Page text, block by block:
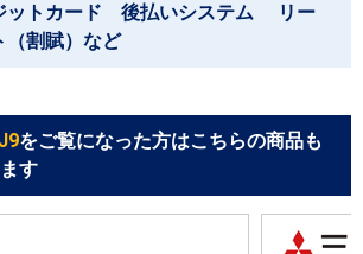
ットカード 後払いシステム リー
割賦）など
をご覧になった方はこちらの商品も
す